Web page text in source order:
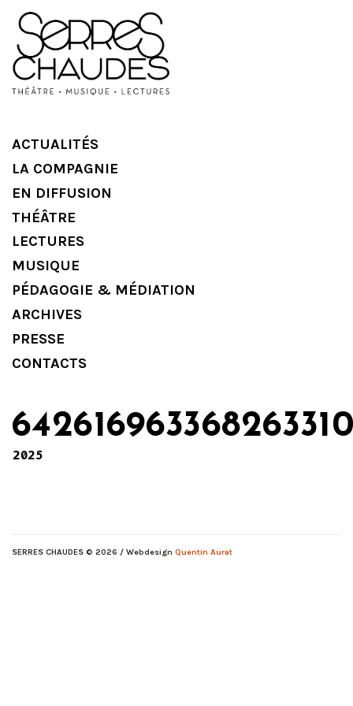
ACTUALITÉS
LA COMPAGNIE
EN DIFFUSION
THÉÂTRE
LECTURES
MUSIQUE
PÉDAGOGIE & MÉDIATION
ARCHIVES
PRESSE
CONTACTS
2025
SERRES CHAUDES © 2026 / Webdesign Quentin Aurat